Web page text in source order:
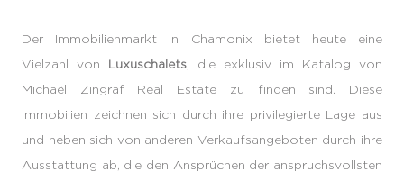
Der Immobilienmarkt in Chamonix bietet heute eine
Vielzahl von Luxuschalets , die exklusiv im Katalog von
Michaël Zingraf Real Estate zu finden sind. Diese
Immobilien zeichnen sich durch ihre privilegierte Lage aus
und heben sich von anderen Verkaufsangeboten durch ihre
Ausstattung ab, die den Ansprüchen der anspruchsvollsten